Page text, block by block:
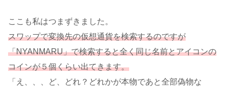
ここも私はつまずきました。
スワップで変換先の仮想通貨を検索するのですが
「NYANMARU」で検索すると全く同じ名前とアイコンの
コインが５個くらい出てきます。
「え、、、ど、どれ？どれかが本物であと全部偽物な